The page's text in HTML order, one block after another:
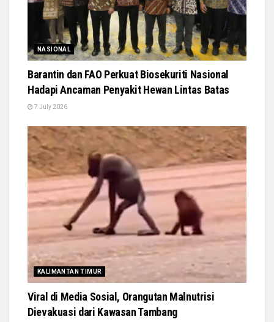
NASIONAL
Barantin dan FAO Perkuat Biosekuriti Nasional
Hadapi Ancaman Penyakit Hewan Lintas Batas
7 July 2026
KALIMANTAN TIMUR
Viral di Media Sosial, Orangutan Malnutrisi
Dievakuasi dari Kawasan Tambang